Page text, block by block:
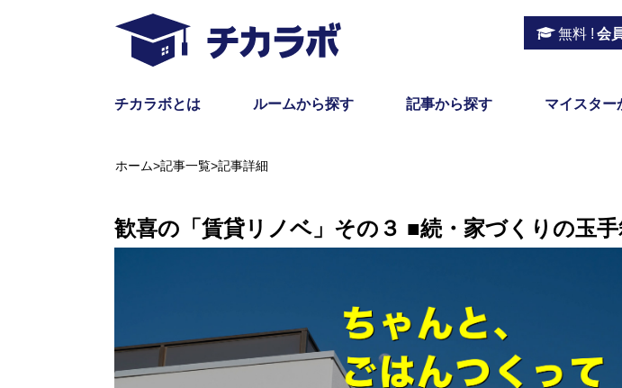
無料 ! 会
チカラボとは ルームから探す 記事から探す マイスター
ホーム>記事一覧>記事詳細
歓喜の「賃貸リノベ」その３ ■続・家づくりの玉